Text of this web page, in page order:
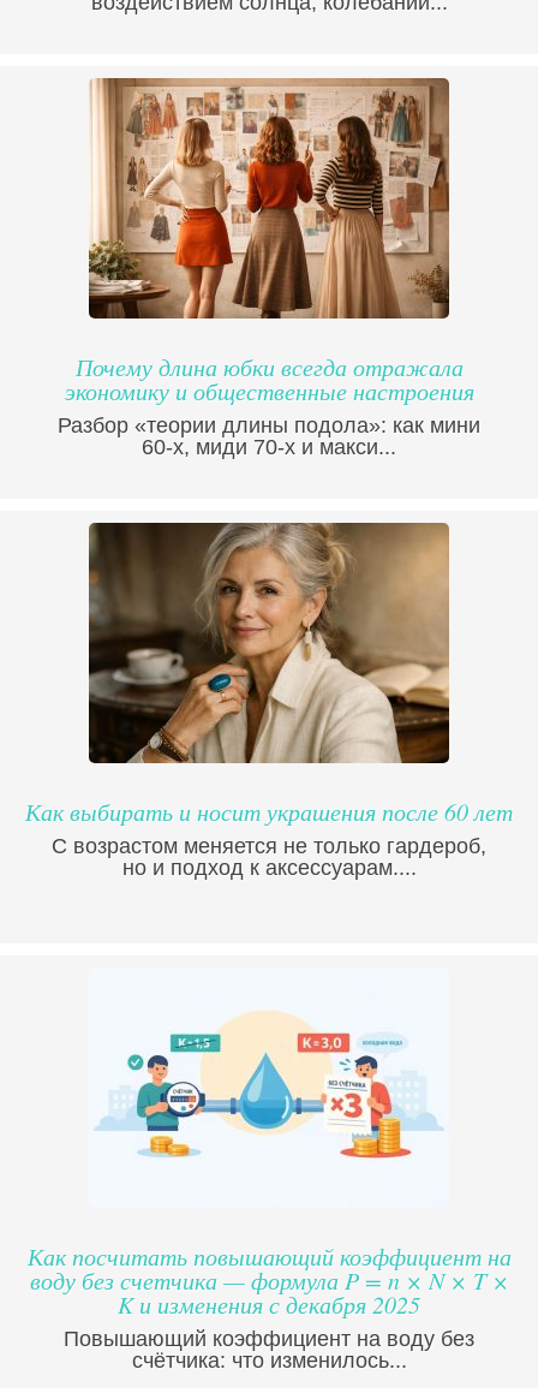
Почему длина юбки всегда отражала
экономику и общественные настроения
Разбор «теории длины подола»: как мини
60-х, миди 70-х и макси...
Как выбирать и носит украшения после 60 лет
С возрастом меняется не только гардероб,
но и подход к аксессуарам....
Как посчитать повышающий коэффициент на
воду без счетчика — формула P = n × N × T ×
K и изменения с декабря 2025
Повышающий коэффициент на воду без
счётчика: что изменилось...